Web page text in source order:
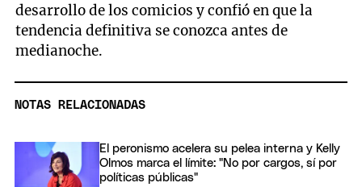
desarrollo de los comicios y confió en que la
tendencia definitiva se conozca antes de
medianoche.
NOTAS RELACIONADAS
El peronismo acelera su pelea interna y Kelly
Olmos marca el límite: "No por cargos, sí por
políticas públicas"